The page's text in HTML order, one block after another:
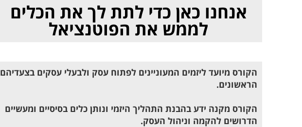
אנחנו כאן כדי לתת לך את הכלים
לממש את הפוטנציאל
הקורס מיועד ליזמים המעוניינים לפתוח עסק ולבעלי עסקים בצעדיהם
הראשונים.
הקורס מקנה ידע בהבנת התהליך היזמי ונותן כלים בסיסיים ומעשיים
הדרושים להקמה וניהול העסק.